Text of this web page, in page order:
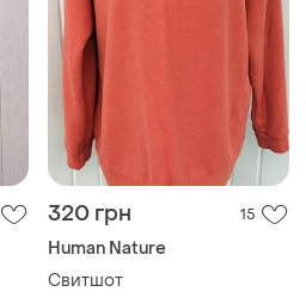
320 грн 15
Human Nature
Свитшот